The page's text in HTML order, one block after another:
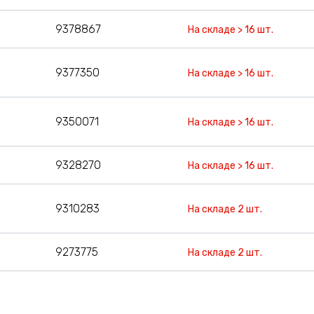
9378867 На складе > 16 шт.
9377350 На складе > 16 шт.
9350071 На складе > 16 шт.
9328270 На складе > 16 шт.
9310283 На складе 2 шт.
9273775 На складе 2 шт.